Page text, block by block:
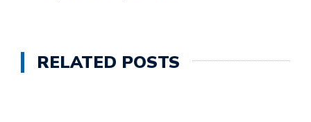
RELATED POSTS